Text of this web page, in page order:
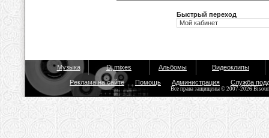
Быстрый переход
Музыка Dj mixes Альбомы Видеоклипы
Реклама на сайте Помощь Администрация Служба
Все права защищены © 2007-2026